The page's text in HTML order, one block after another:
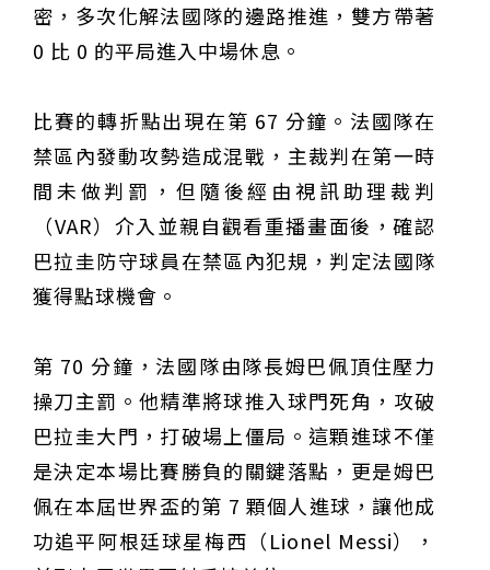
密，多次化解法國隊的邊路推進，雙方帶著
0 比 0 的平局進入中場休息。
比賽的轉折點出現在第 67 分鐘。法國隊在
禁區內發動攻勢造成混戰，主裁判在第一時
間未做判罰，但隨後經由視訊助理裁判
（VAR）介入並親自觀看重播畫面後，確認
巴拉圭防守球員在禁區內犯規，判定法國隊
獲得點球機會。
第 70 分鐘，法國隊由隊長姆巴佩頂住壓力
操刀主罰。他精準將球推入球門死角，攻破
巴拉圭大門，打破場上僵局。這顆進球不僅
是決定本場比賽勝負的關鍵落點，更是姆巴
佩在本屆世界盃的第 7 顆個人進球，讓他成
功追平阿根廷球星梅西（Lionel Messi），